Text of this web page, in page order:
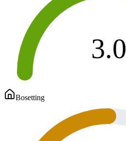
3.0
Bosetting